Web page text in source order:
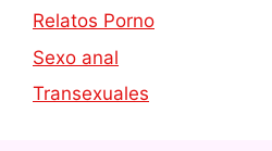
Relatos Porno
Sexo anal
Transexuales